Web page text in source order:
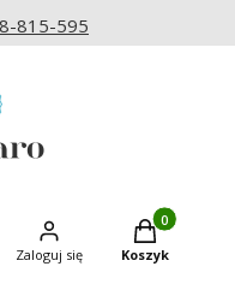
815-595
Zaloguj się
Produkty w
Koszyk